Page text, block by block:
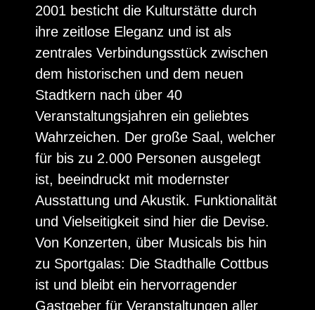
2001 besticht die Kulturstätte durch
ihre zeitlose Eleganz und ist als
zentrales Verbindungsstück zwischen
dem historischen und dem neuen
Stadtkern nach über 40
Veranstaltungsjahren ein geliebtes
Wahrzeichen. Der große Saal, welcher
für bis zu 2.000 Personen ausgelegt
ist, beeindruckt mit modernster
Ausstattung und Akustik. Funktionalität
und Vielseitigkeit sind hier die Devise.
Von Konzerten, über Musicals bis hin
zu Sportgalas: Die Stadthalle Cottbus
ist und bleibt ein hervorragender
Gastgeber für Veranstaltungen aller